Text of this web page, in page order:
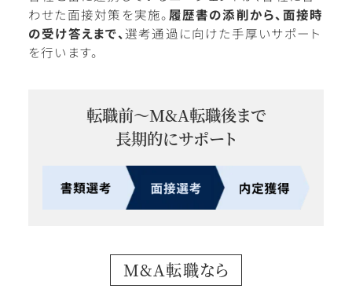
わせた面接対策を実施。 履歴書の添削から、面接時
の受け答えまで、選考通過に向けた手厚いサポート
を行います。
転職前〜M&A転職後まで
長期的にサポート
M&A転職なら